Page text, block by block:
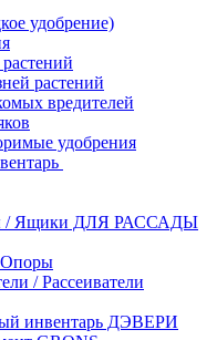
удобрение)
растений
вредителей
удобрения
/ Ящики ДЛЯ РАССАДЫ
Опоры
/ Рассеиватели
инвентарь ДЭВЕРИ